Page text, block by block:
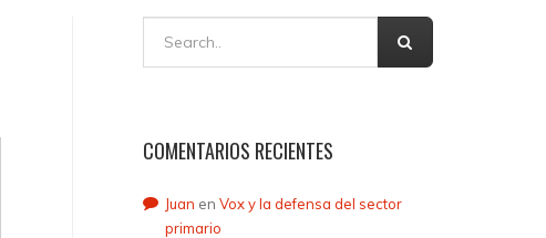
COMENTARIOS RECIENTES
Juan en Vox y la defensa del sector
primario